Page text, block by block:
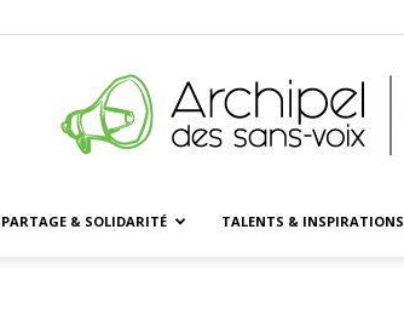
PARTAGE & SOLIDARITÉ TALENTS & INSPIRATIONS